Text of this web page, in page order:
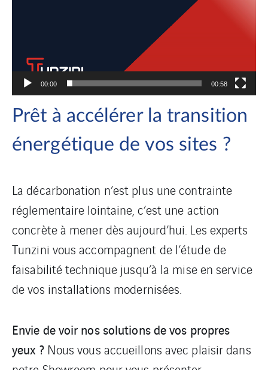
00:00 00:58
Prêt à accélérer la transition
énergétique de vos sites ?
La décarbonation n’est plus une contrainte
réglementaire lointaine, c’est une action
concrète à mener dès aujourd’hui. Les experts
Tunzini vous accompagnent de l’étude de
faisabilité technique jusqu’à la mise en service
de vos installations modernisées.
Envie de voir nos solutions de vos propres
yeux ?Nous vous accueillons avec plaisir dans